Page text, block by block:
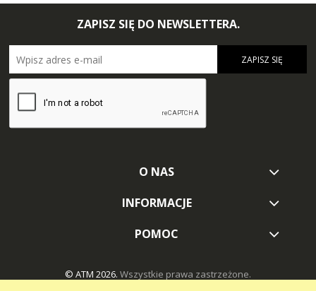
ZAPISZ SIĘ DO NEWSLETTERA.
ZAPISZ SIĘ
O NAS
INFORMACJE
POMOC
© ATM 2026. Wszystkie prawa zastrzeżone.